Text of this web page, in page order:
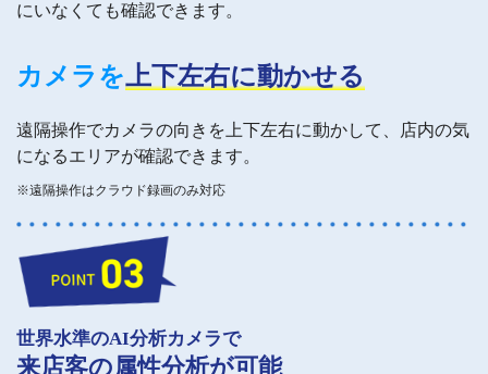
にいなくても確認できます。
カメラを上下左右に動かせる
遠隔操作でカメラの向きを上下左右に動かして、店内の気
になるエリアが確認できます。
※遠隔操作はクラウド録画のみ対応
世界水準のAI分析カメラで
来店客の属性分析が可能